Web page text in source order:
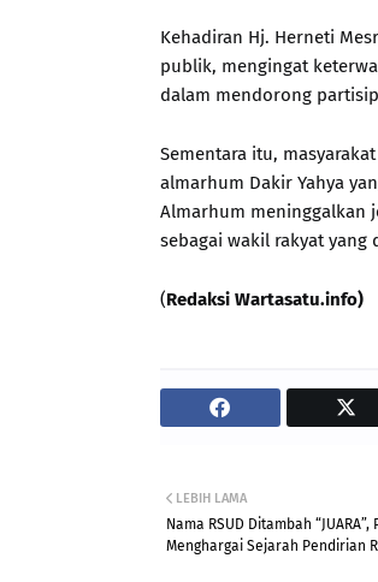
Kehadiran Hj. Herneti
publik, mengingat
dalam mendorong
Sementara itu,
almarhum Dakir Yahya
Almarhum meninggalkan
sebagai wakil rakyat yang
(Redaksi Wartasatu.info)
LEBIH LAMA
Nama RSUD Ditambah
Menghargai Sejarah Pendirian